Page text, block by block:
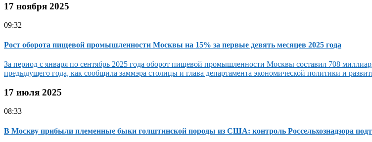
17 ноября 2025
09:32
Рост оборота пищевой промышленности Москвы на 15% за первые девять месяцев 2025 года
За период с января по сентябрь 2025 года оборот пищевой промышленности Москвы составил 708
предыдущего года, как сообщила заммэра столицы и глава департамента экономической политики и
17 июля 2025
08:33
В Москву прибыли племенные быки голштинской породы из США: контроль Россельхознадзора